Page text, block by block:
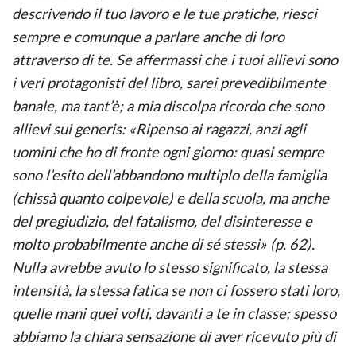
descrivendo il tuo lavoro e le tue pratiche, riesci
sempre e comunque a parlare anche di loro
attraverso di te. Se affermassi che i tuoi allievi sono
i veri protagonisti del libro, sarei prevedibilmente
banale, ma tant’è; a mia discolpa ricordo che sono
allievi sui generis: «Ripenso ai ragazzi, anzi agli
uomini che ho di fronte ogni giorno: quasi sempre
sono l’esito dell’abbandono multiplo della famiglia
(chissà quanto colpevole) e della scuola, ma anche
del pregiudizio, del fatalismo, del disinteresse e
molto probabilmente anche di sé stessi» (p. 62).
Nulla avrebbe avuto lo stesso significato, la stessa
intensità, la stessa fatica se non ci fossero stati loro,
quelle mani quei volti, davanti a te in classe; spesso
abbiamo la chiara sensazione di aver ricevuto più di